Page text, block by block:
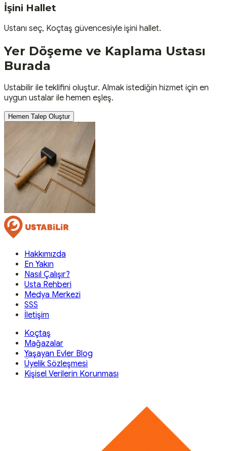
İşini Hallet
Ustanı seç, Koçtaş güvencesiyle işini hallet.
Yer Döşeme ve Kaplama Ustası
Burada
Ustabilir ile teklifini oluştur. Almak istediğin hizmet için en
uygun ustalar ile hemen eşleş.
Hemen Talep Oluştur
Hakkımızda
En Yakın
Nasıl Çalışır?
Usta Rehberi
Medya Merkezi
SSS
İletişim
Koçtaş
Mağazalar
Yaşayan Evler Blog
Üyelik Sözleşmesi
Kişisel Verilerin Korunması